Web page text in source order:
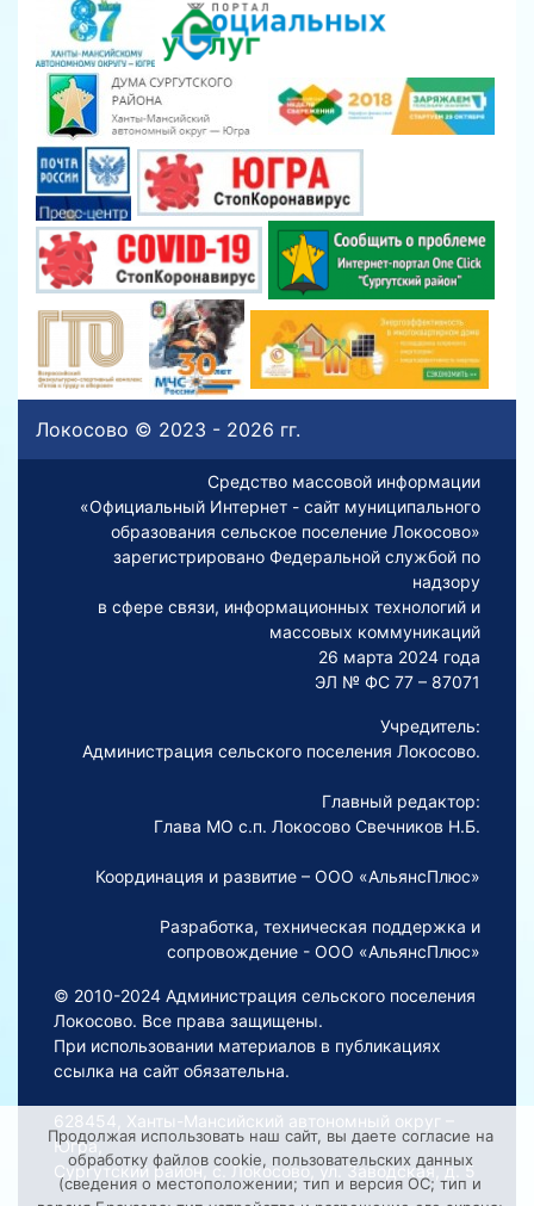
Локосово © 2023 - 2026 гг.
Средство массовой информации
«Официальный Интернет - сайт муниципального
образования сельское поселение Локосово»
зарегистрировано Федеральной службой по
надзору
в сфере связи, информационных технологий и
массовых коммуникаций
26 марта 2024 года
ЭЛ № ФС 77 – 87071
Учредитель:
Администрация сельского поселения Локосово.
Главный редактор:
Глава МО с.п. Локосово Свечников Н.Б.
Координация и развитие – ООО «АльянсПлюс»
Разработка, техническая поддержка и
сопровождение - ООО «АльянсПлюс»
© 2010-2024 Администрация сельского поселения
Локосово. Все права защищены.
При использовании материалов в публикациях
ссылка на сайт обязательна.
628454, Ханты-Мансийский автономный округ –
Югра,
Сургутский район, с. Локосово, ул. Заводская, д. 5
Продолжая использовать наш сайт, вы даете согласие на
обработку файлов cookie, пользовательских данных
(сведения о местоположении; тип и версия ОС; тип и